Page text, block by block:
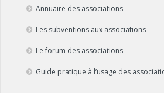
Annuaire des associations
Les subventions aux associations
Le forum des associations
Guide pratique à l’usage des